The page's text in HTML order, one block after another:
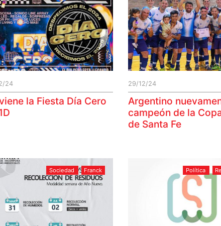
24
la Fiesta Día Cero
29/12/24
Argentino
campeón de la
de Santa Fe
Sociedad Franck Política